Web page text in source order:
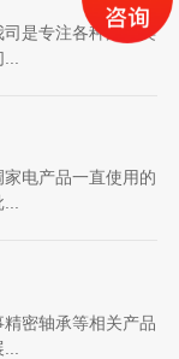
是专注各种风机类
电产品一直使用的
...
密轴承等相关产品